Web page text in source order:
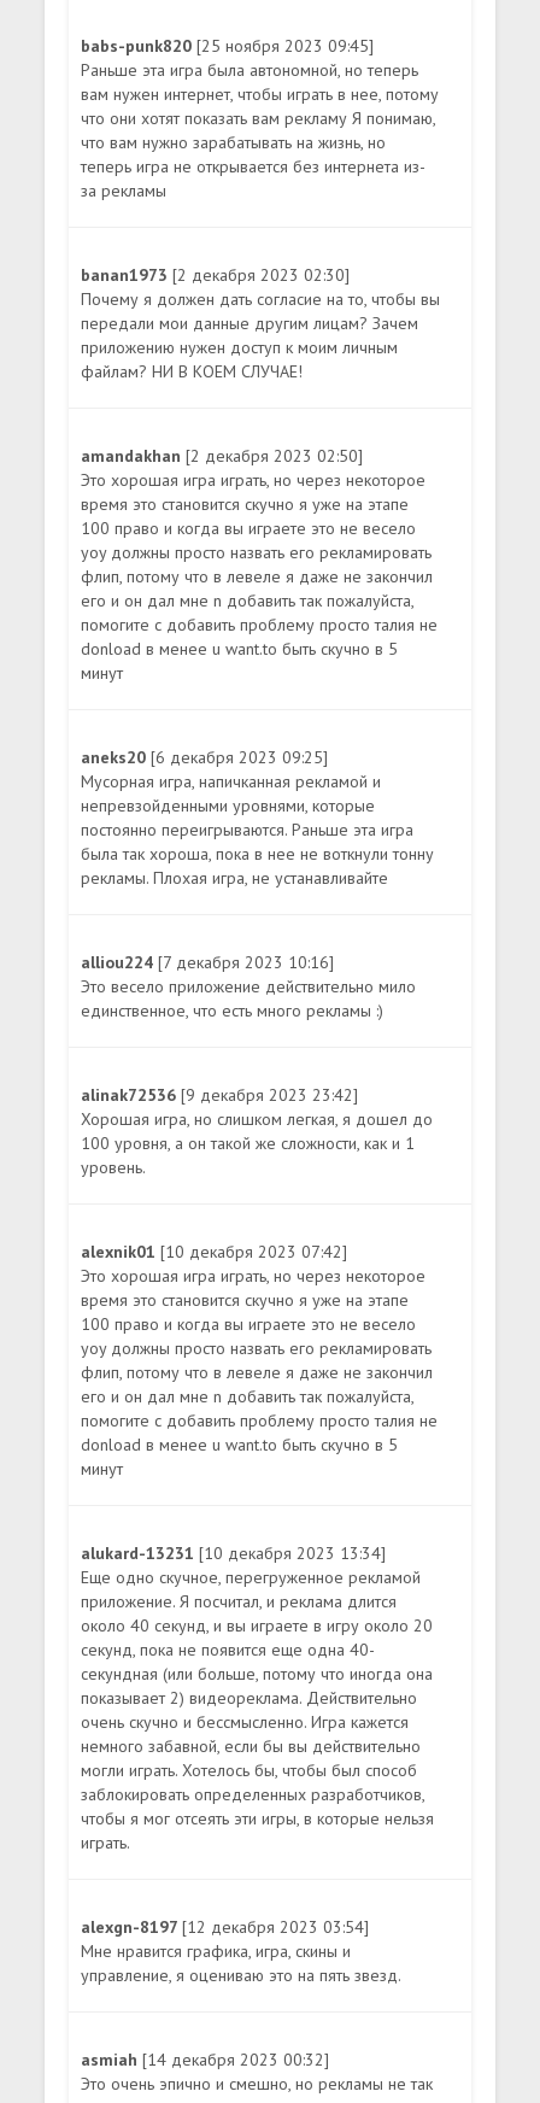
babs-punk820[25 ноября 2023 09:45]
Раньше эта игра была автономной, но теперь
вам нужен интернет, чтобы играть в нее, потому
что они хотят показать вам рекламу Я понимаю,
что вам нужно зарабатывать на жизнь, но
теперь игра не открывается без интернета из-
за рекламы
banan1973[2 декабря 2023 02:30]
Почему я должен дать согласие на то, чтобы вы
передали мои данные другим лицам? Зачем
приложению нужен доступ к моим личным
файлам? НИ В КОЕМ СЛУЧАЕ!
amandakhan[2 декабря 2023 02:50]
Это хорошая игра играть, но через некоторое
время это становится скучно я уже на этапе
100 право и когда вы играете это не весело
yoy должны просто назвать его рекламировать
флип, потому что в левеле я даже не закончил
его и он дал мне n добавить так пожалуйста,
помогите с добавить проблему просто талия не
donload в менее u want.to быть скучно в 5
минут
aneks20[6 декабря 2023 09:25]
Мусорная игра, напичканная рекламой и
непревзойденными уровнями, которые
постоянно переигрываются. Раньше эта игра
была так хороша, пока в нее не воткнули тонну
рекламы. Плохая игра, не устанавливайте
alliou224[7 декабря 2023 10:16]
Это весело приложение действительно мило
единственное, что есть много рекламы :)
alinak72536[9 декабря 2023 23:42]
Хорошая игра, но слишком легкая, я дошел до
100 уровня, а он такой же сложности, как и 1
уровень.
alexnik01[10 декабря 2023 07:42]
Это хорошая игра играть, но через некоторое
время это становится скучно я уже на этапе
100 право и когда вы играете это не весело
yoy должны просто назвать его рекламировать
флип, потому что в левеле я даже не закончил
его и он дал мне n добавить так пожалуйста,
помогите с добавить проблему просто талия не
donload в менее u want.to быть скучно в 5
минут
alukard-13231[10 декабря 2023 13:34]
Еще одно скучное, перегруженное рекламой
приложение. Я посчитал, и реклама длится
около 40 секунд, и вы играете в игру около 20
секунд, пока не появится еще одна 40-
секундная (или больше, потому что иногда она
показывает 2) видеореклама. Действительно
очень скучно и бессмысленно. Игра кажется
немного забавной, если бы вы действительно
могли играть. Хотелось бы, чтобы был способ
заблокировать определенных разработчиков,
чтобы я мог отсеять эти игры, в которые нельзя
играть.
alexgn-8197[12 декабря 2023 03:54]
Мне нравится графика, игра, скины и
управление, я оцениваю это на пять звезд.
asmiah[14 декабря 2023 00:32]
Это очень эпично и смешно, но рекламы не так